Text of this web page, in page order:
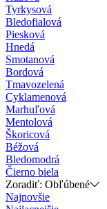
Tyrkysová
Bledofialová
Piesková
Hnedá
Smotanová
Bordová
Tmavozelená
Cyklamenová
Marhuľová
Mentolová
Škoricová
Béžová
Bledomodrá
Čierno biela
Zoradiť: Obľúbené
Najnovšie